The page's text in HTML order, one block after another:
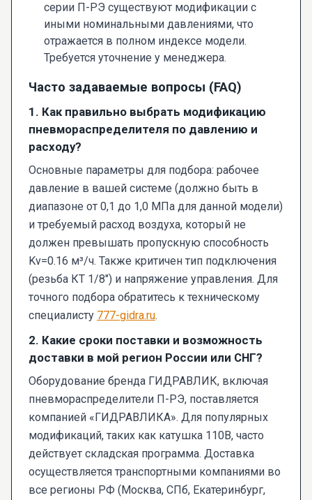
серии П-РЭ существуют модификации с
иными номинальными давлениями, что
отражается в полном индексе модели.
Требуется уточнение у менеджера.
Часто задаваемые вопросы (FAQ)
1. Как правильно выбрать модификацию
пневмораспределителя по давлению и
расходу?
Основные параметры для подбора: рабочее
давление в вашей системе (должно быть в
диапазоне от 0,1 до 1,0 МПа для данной модели)
и требуемый расход воздуха, который не
должен превышать пропускную способность
Kv=0.16 м³/ч. Также критичен тип подключения
(резьба КТ 1/8") и напряжение управления. Для
точного подбора обратитесь к техническому
специалисту 777-gidra.ru.
2. Какие сроки поставки и возможность
доставки в мой регион России или СНГ?
Оборудование бренда ГИДРАВЛИК, включая
пневмораспределители П-РЭ, поставляется
компанией «ГИДРАВЛИКА». Для популярных
модификаций, таких как катушка 110В, часто
действует складская программа. Доставка
осуществляется транспортными компаниями во
все регионы РФ (Москва, СПб, Екатеринбург,